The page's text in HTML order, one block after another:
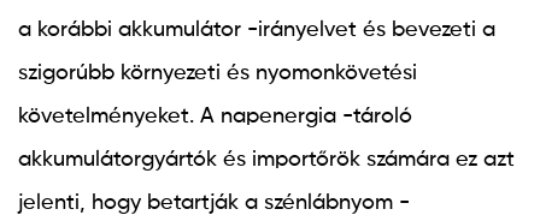
a korábbi akkumulátor -irányelvet és bevezeti a
szigorúbb környezeti és nyomonkövetési
követelményeket. A napenergia -tároló
akkumulátorgyártók és importőrök számára ez azt
jelenti, hogy betartják a szénlábnyom -